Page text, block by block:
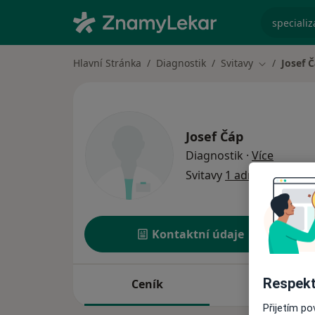
Hlavní Stránka Diagnostik Svitavy ZměnaJosef
Josef Čáp
Diagnostik · Víceo
Svitavy 1 adresa
Kontaktní údaje
Ceník Adresy
Přijetím